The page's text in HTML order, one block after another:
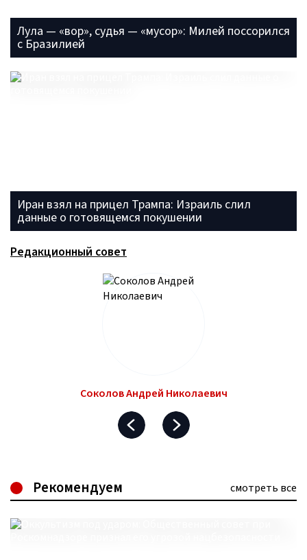
Лула — «вор», судья — «мусор»: Милей поссорился
с Бразилией
Иран взял на прицел Трампа: Израиль слил
данные о готовящемся покушении
Редакционный совет
Соколов Андрей Николаевич
Рекомендуем смотреть все